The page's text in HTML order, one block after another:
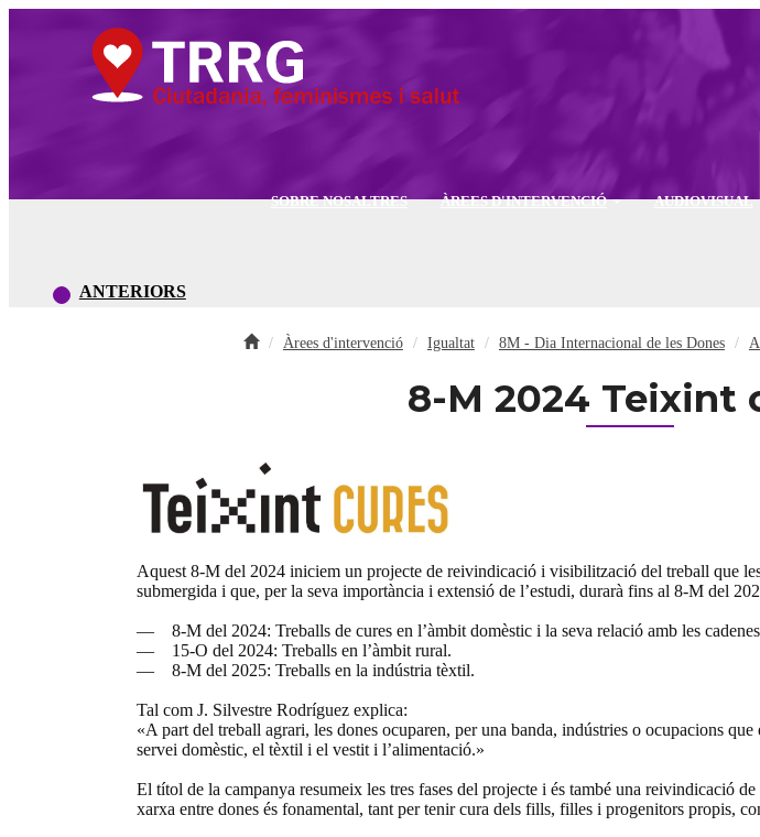
SOBRE NOSALTRES ÀREES D'INTERVENCIÓ AUDIOVISUAL
ANTERIORS
Àrees d'intervenció Igualtat 8M - Dia Internacional de les Dones
8-M 2024 Teixint
Aquest 8-M del 2024 iniciem un projecte de reivindicació i visibilització del treball que
submergida i que, per la seva importància i extensió de l’estudi, durarà fins al 8-M del
— 8-M del 2024: Treballs de cures en l’àmbit domèstic i la seva relació amb les
— 15-O del 2024: Treballs en l’àmbit rural.
— 8-M del 2025: Treballs en la indústria tèxtil.
Tal com J. Silvestre Rodríguez explica:
«A part del treball agrari, les dones ocuparen, per una banda, indústries o ocupacions
servei domèstic, el tèxtil i el vestit i l’alimentació.»
El títol de la campanya resumeix les tres fases del projecte i és també una reivindicació
xarxa entre dones és fonamental, tant per tenir cura dels fills, filles i progenitors propis,